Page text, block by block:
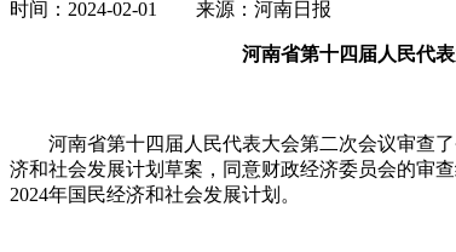
时间：2024-02-01 来源：河南日报
河南省第十四届人民代
河南省第十四届人民代表大会第二次会议审查了
济和社会发展计划草案，同意财政经济委员会的审
2024年国民经济和社会发展计划。